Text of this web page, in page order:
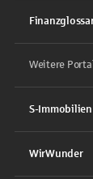
Weitere
S-Immobilien
WirWunder